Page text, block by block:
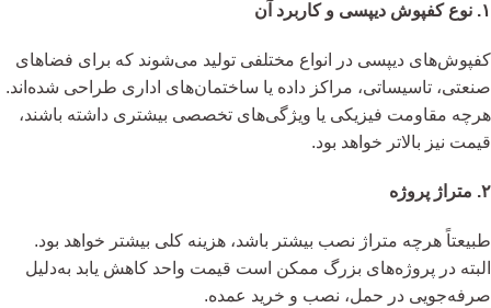
۱. نوع کفپوش دیپسی و کاربرد آن
کفپوش‌های دیپسی در انواع مختلفی تولید می‌شوند که برای فضاهای
صنعتی، تاسیساتی، مراکز داده یا ساختمان‌های اداری طراحی شده‌اند.
هرچه مقاومت فیزیکی یا ویژگی‌های تخصصی بیشتری داشته باشند،
قیمت نیز بالاتر خواهد بود.
۲. متراژ پروژه
طبیعتاً هرچه متراژ نصب بیشتر باشد، هزینه کلی بیشتر خواهد بود.
البته در پروژه‌های بزرگ ممکن است قیمت واحد کاهش یابد به‌دلیل
صرفه‌جویی در حمل، نصب و خرید عمده.